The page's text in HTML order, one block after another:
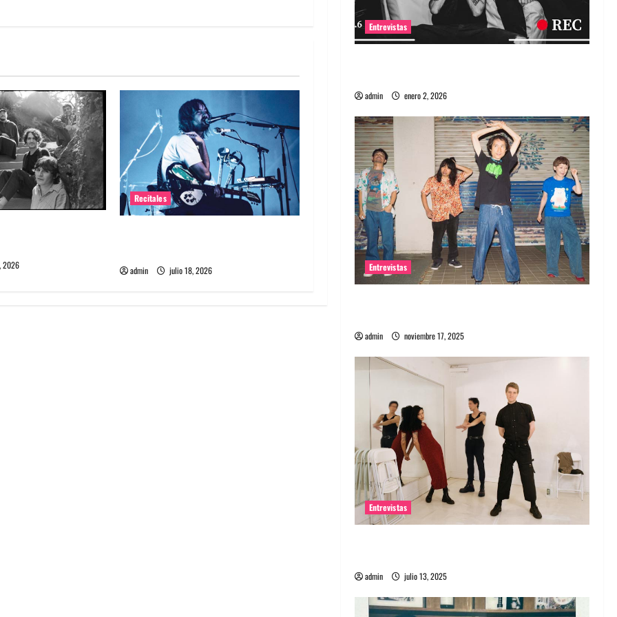
2026
Recitales
admin julio 18, 2026
Entrevistas
admin enero 2, 2026
Entrevistas
admin noviembre 17, 2025
Entrevistas
admin julio 13, 2025